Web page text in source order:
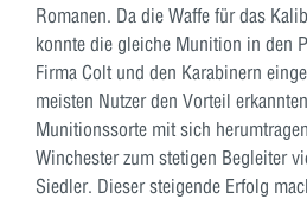
Romanen. Da die Waffe für das
konnte die gleiche Munition in den
Firma Colt und den Karabinern
meisten Nutzer den Vorteil
Munitionssorte mit sich
Winchester zum stetigen Begleiter
Siedler. Dieser steigende Erfolg